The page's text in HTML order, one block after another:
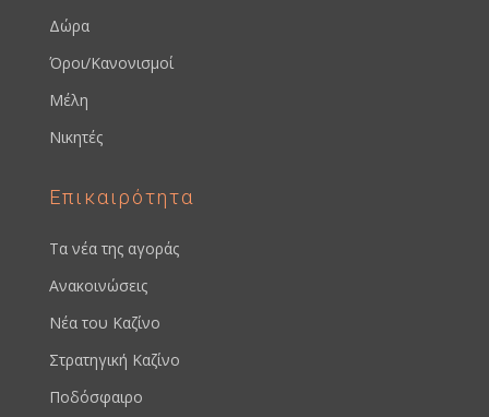
Δώρα
Όροι/Κανονισμοί
Μέλη
Νικητές
Επικαιρότητα
Τα νέα της αγοράς
Ανακοινώσεις
Νέα του Καζίνο
Στρατηγική Καζίνο
Ποδόσφαιρο